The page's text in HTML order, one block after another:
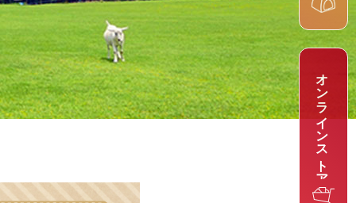
Tw
OnlineStor
e
オンラインストア
스토어